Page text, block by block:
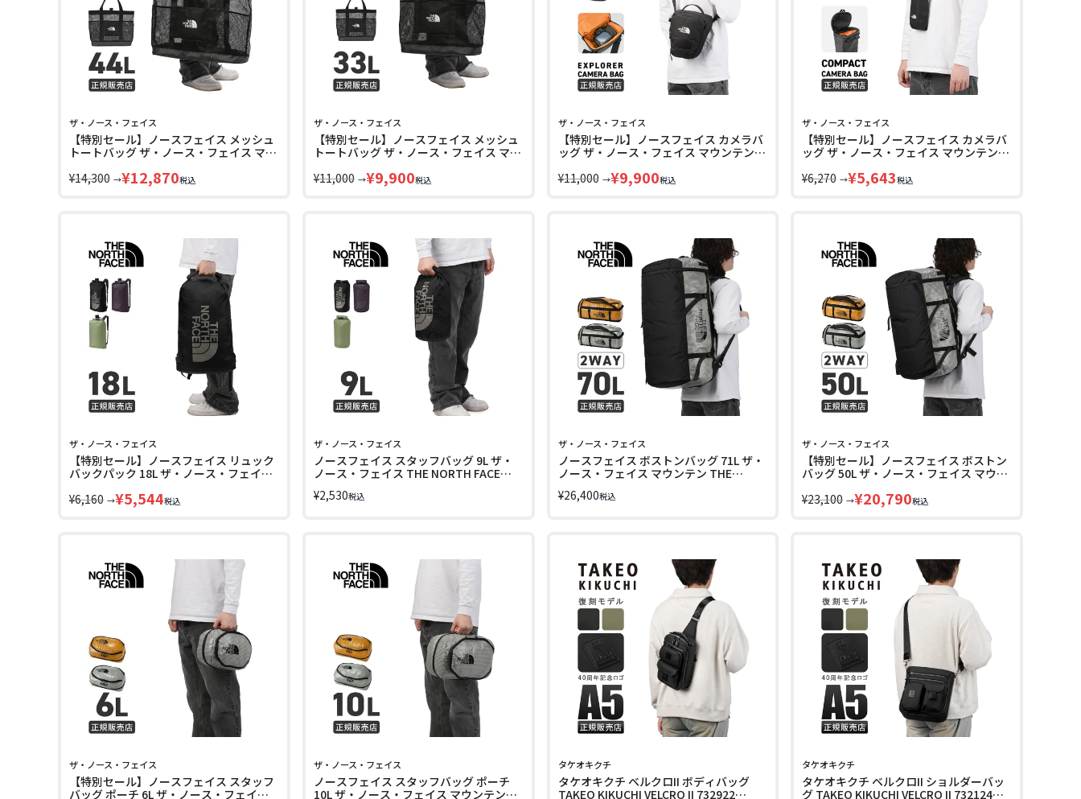
ザ・ノース・フェイス
【特別セール】ノースフェイス メッシュ
トートバッグ ザ・ノース・フェイス マウ
MOUNTAIN CULTURE NM72630
¥14,300 →¥12,870税込
ザ・ノース・フェイス
【特別セール】ノースフェイス メッシュ
トートバッグ ザ・ノース・フェイス マウ
MOUNTAIN CULTURE NM72631
¥11,000 →¥9,900税込
ザ・ノース・フェイス
【特別セール】ノースフェイス カメラバ
ッグ ザ・ノース・フェイス マウンテン
¥11,000 →¥9,900税込
ザ・ノース・フェイス
【特別セール】ノースフェイス カメラバ
ッグ ザ・ノース・フェイス マウンテン
¥6,270 →¥5,643税込
ザ・ノース・フェイス
【特別セール】ノースフェイス リュック
バックパック 18L ザ・ノース・フェイス
¥6,160 →¥5,544税込
ザ・ノース・フェイス
ノースフェイス スタッフバッグ 9L ザ・
ノース・フェイス THE NORTH FACE
¥2,530税込
ザ・ノース・フェイス
ノースフェイス ボストンバッグ 71L ザ・
ノース・フェイス マウンテン THE
¥26,400税込
ザ・ノース・フェイス
【特別セール】ノースフェイス ボストン
バッグ 50L ザ・ノース・フェイス マウン
NM82601
¥23,100 →¥20,790税込
ザ・ノース・フェイス
【特別セール】ノースフェイス スタッフ
バッグ ポーチ 6L ザ・ノース・フェイス
ザ・ノース・フェイス
ノースフェイス スタッフバッグ ポーチ
10L ザ・ノース・フェイス マウンテン
タケオキクチ
タケオキクチ ベルクロII ボディバッグ
TAKEO KIKUCHI VELCRO II 732922
タケオキクチ
タケオキクチ ベルクロII ショルダーバッ
グ TAKEO KIKUCHI VELCRO II 732124